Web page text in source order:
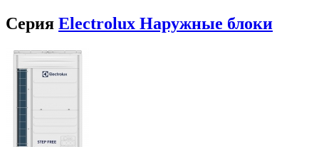
Серия Electrolux Наружные блоки